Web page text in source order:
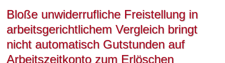
Bloße unwiderrufliche Freistellung in
arbeitsgerichtlichem Vergleich bringt
nicht automatisch Gutstunden auf
Arbeitszeitkonto zum Erlöschen